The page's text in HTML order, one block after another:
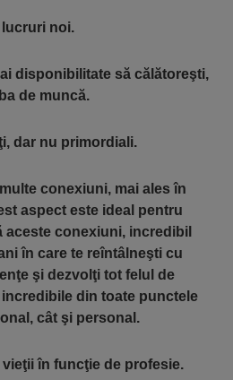
noi.
disponibilitate să călătoreşti,
de muncă.
dar nu primordiali.
conexiuni, mai ales în
aspect este ideal pentru
aceste conexiuni, incredibil
în care te reîntâlneşti cu
şi dezvolţi tot felul de
din toate punctele
cât şi personal.
în funcţie de profesie.